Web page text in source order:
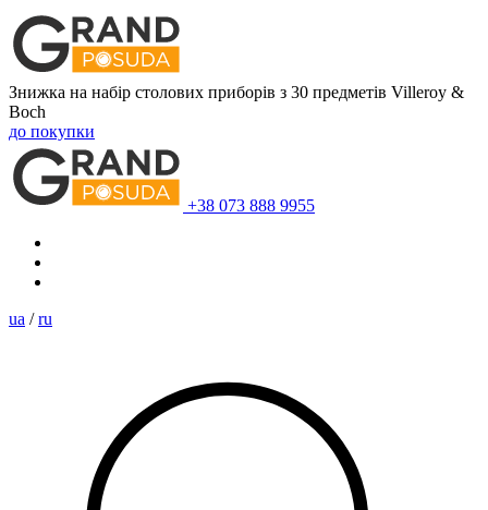
Знижка на набір столових приборів з 30 предметів Villeroy &
Boch
до покупки
+38 073 888 9955
ua / ru